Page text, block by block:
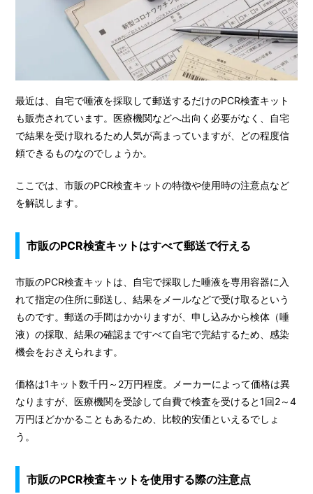
最近は、自宅で唾液を採取して郵送するだけのPCR検査キット
も販売されています。医療機関などへ出向く必要がなく、自宅
で結果を受け取れるため人気が高まっていますが、どの程度信
頼できるものなのでしょうか。
ここでは、市販のPCR検査キットの特徴や使用時の注意点など
を解説します。
市販のPCR検査キットはすべて郵送で行える
市販のPCR検査キットは、自宅で採取した唾液を専用容器に入
れて指定の住所に郵送し、結果をメールなどで受け取るという
ものです。郵送の手間はかかりますが、申し込みから検体（唾
液）の採取、結果の確認まですべて自宅で完結するため、感染
機会をおさえられます。
価格は1キット数千円～2万円程度。メーカーによって価格は異
なりますが、医療機関を受診して自費で検査を受けると1回2～4
万円ほどかかることもあるため、比較的安価といえるでしょ
う。
市販のPCR検査キットを使用する際の注意点